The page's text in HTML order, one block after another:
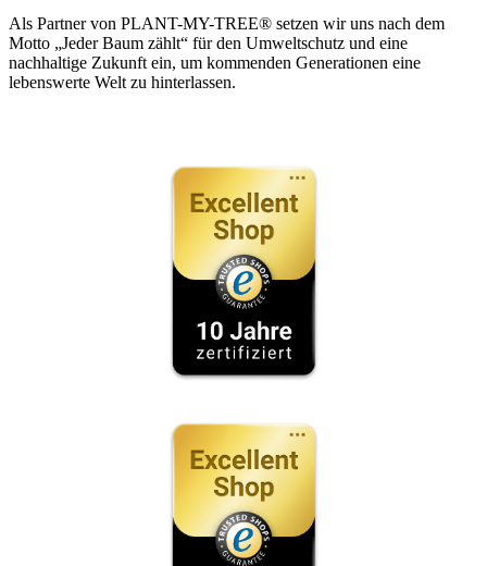
Als Partner von PLANT-MY-TREE® setzen wir uns nach dem
Motto „Jeder Baum zählt“ für den Umweltschutz und eine
nachhaltige Zukunft ein, um kommenden Generationen eine
lebenswerte Welt zu hinterlassen.